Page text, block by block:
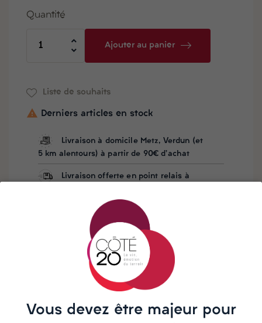
Quantité
Ajouter au panier
Liste de souhaits
 Derniers articles en stock
Livraison à domicile Metz, Verdun (et
5 km alentours) à partir de 90€ d'achat
Livraison offerte en point relais à
Besoin d'aide ? Notre équipe vous
répond sur WhatsApp
Vous devez être majeur pour